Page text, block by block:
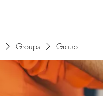
Groups Group